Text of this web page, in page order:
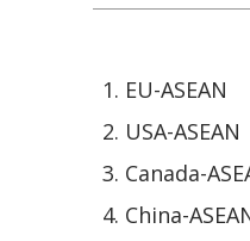
EU-ASEAN
USA-ASEAN
Canada-
China-